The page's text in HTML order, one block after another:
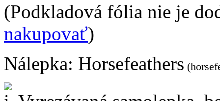
(Podkladová fólia nie je
nakupovať)
Nálepka: Horsefeathers